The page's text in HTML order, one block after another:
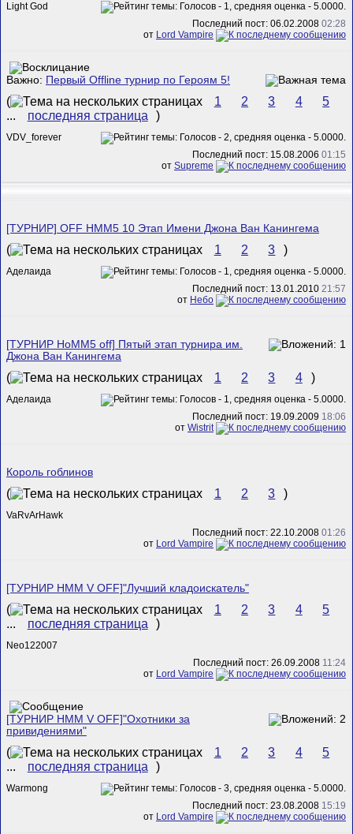
Light God
Последний пост: 06.02.2008 02:28
от Lord Vampire
Важно: Первый Offline турнир по Героям 5!
( 1 2 3 4
5
...
последняя страница )
VDV_forever
Последний пост: 15.08.2006 01:15
от Supreme
[ТУРНИР] OFF HMM5 10 Этап Имени Джона Ван Канингема
( 1 2 3 )
Аделаида
Последний пост: 13.01.2010 21:57
от Небо
[ТУРНИР HoMM5 off] Пятый этап турнира им.
Джона Ван Канингема
( 1 2 3 4 )
Аделаида
Последний пост: 19.09.2009 18:06
от Wistrit
Король гоблинов
( 1 2 3 )
VaRvArHawk
Последний пост: 22.10.2008 01:26
от Lord Vampire
[ТУРНИР HMM V OFF]"Лучший кладоискатель"
( 1 2 3 4
5
...
последняя страница )
Neo122007
Последний пост: 26.09.2008 11:24
от Lord Vampire
[ТУРНИР HMM V OFF]"Охотники за
привидениями"
( 1 2 3 4
5
...
последняя страница )
Warmong
Последний пост: 23.08.2008 15:19
от Lord Vampire